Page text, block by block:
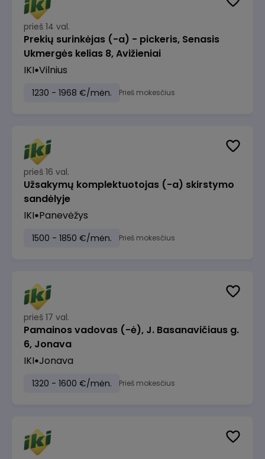
prieš 14 val.
Prekių surinkėjas (-a) - pickeris, Senasis
Ukmergės kelias 8, Avižieniai
IKI Vilnius
1230 - 1968 €/mėn. Prieš mokesčius
prieš 16 val.
Užsakymų komplektuotojas (-a) skirstymo
sandėlyje
IKI Panevėžys
1500 - 1850 €/mėn. Prieš mokesčius
prieš 17 val.
Pamainos vadovas (-ė), J. Basanavičiaus g.
6, Jonava
IKI Jonava
1320 - 1600 €/mėn. Prieš mokesčius